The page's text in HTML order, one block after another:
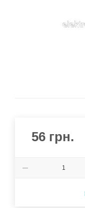
56 грн.